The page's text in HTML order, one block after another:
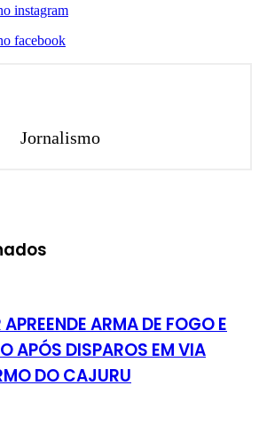
instagram
facebook
Jornalismo
ARMA DE FOGO E
APÓS DISPAROS EM VIA
DO CAJURU